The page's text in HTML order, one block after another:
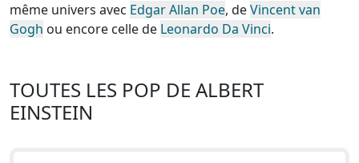
même univers avec Edgar Allan Poe, deVincent van
Gogh ou encore celle de Leonardo Da Vinci.
TOUTES LES POP DE ALBERT
EINSTEIN